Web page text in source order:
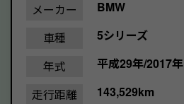
メーカー
BMW
車種
5シリーズ
年式
平成29年/2017年
走行距離
143,529km